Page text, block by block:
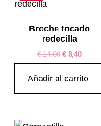
Broche tocado
redecilla
€14,00 € 8,40
Añadir al carrito